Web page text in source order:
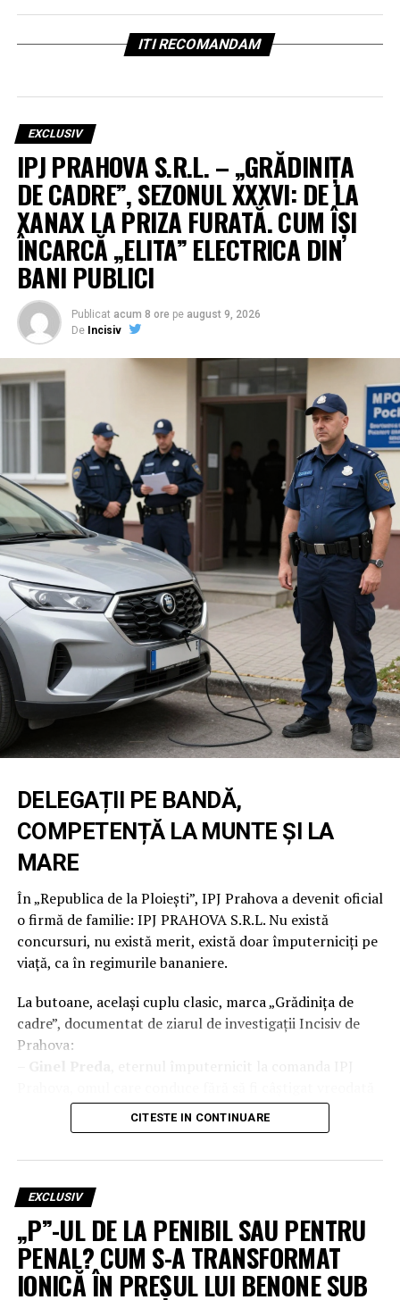
ITI RECOMANDAM
EXCLUSIV
IPJ PRAHOVA S.R.L. – „GRĂDINIȚA
DE CADRE”, SEZONUL XXXVI: DE LA
XANAX LA PRIZA FURATĂ. CUM ÎȘI
ÎNCARCĂ „ELITA” ELECTRICA DIN
BANI PUBLICI
Publicat acum 8 ore pe august 9, 2026
De Incisiv
DELEGAȚII PE BANDĂ,
COMPETENȚĂ LA MUNTE ȘI LA
MARE
În „Republica de la Ploiești”, IPJ Prahova a devenit oficial
o firmă de familie: IPJ PRAHOVA S.R.L. Nu există
concursuri, nu există merit, există doar împuterniciți pe
viață, ca în regimurile bananiere.
La butoane, același cuplu clasic, marca „Grădinița de
cadre”, documentat de ziarul de investigații Incisiv de
Prahova:
ceva în afară de prelungiri de mandat.
Marcel Bălan, „Împăratul Xanaxului”, declarat
Structura de conducere arată ca un consiliu de
administrație improvizat: împuterniciți peste
împuterniciți, oameni fără concurs care decid destinele
polițiștilor și ale cetățenilor. În timp ce DGIPI a pus
CITESTE IN CONTINUARE
EXCLUSIV
„P”-UL DE LA PENIBIL SAU PENTRU
PENAL? CUM S-A TRANSFORMAT
IONICĂ ÎN PREȘUL LUI BENONE SUB